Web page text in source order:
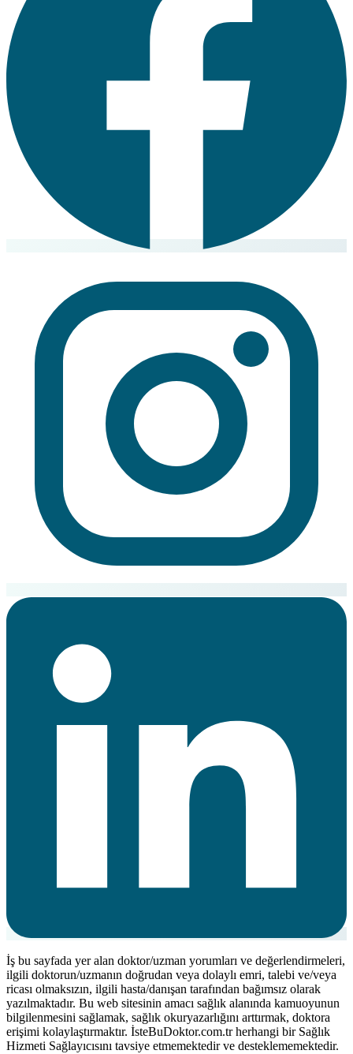
İş bu sayfada yer alan doktor/uzman yorumları ve değerlendirmeleri,
ilgili doktorun/uzmanın doğrudan veya dolaylı emri, talebi ve/veya
ricası olmaksızın, ilgili hasta/danışan tarafından bağımsız olarak
yazılmaktadır. Bu web sitesinin amacı sağlık alanında kamuoyunun
bilgilenmesini sağlamak, sağlık okuryazarlığını arttırmak, doktora
erişimi kolaylaştırmaktır. İsteBuDoktor.com.tr herhangi bir Sağlık
Hizmeti Sağlayıcısını tavsiye etmemektedir ve desteklememektedir.